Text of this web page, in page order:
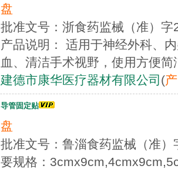
盘
批准文号：浙食药监械（准
产品说明： 适用于神经外科、
血、清洁手术视野，使用方便简
建德市康华医疗器材有限公司 (
导管固定贴
盘
批准文号：鲁淄食药监械（
要规格：